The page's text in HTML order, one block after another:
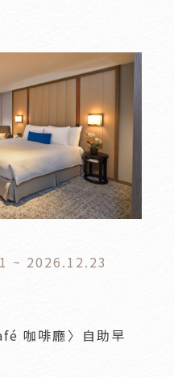
~ 2026.12.23
咖啡廳〉自助早